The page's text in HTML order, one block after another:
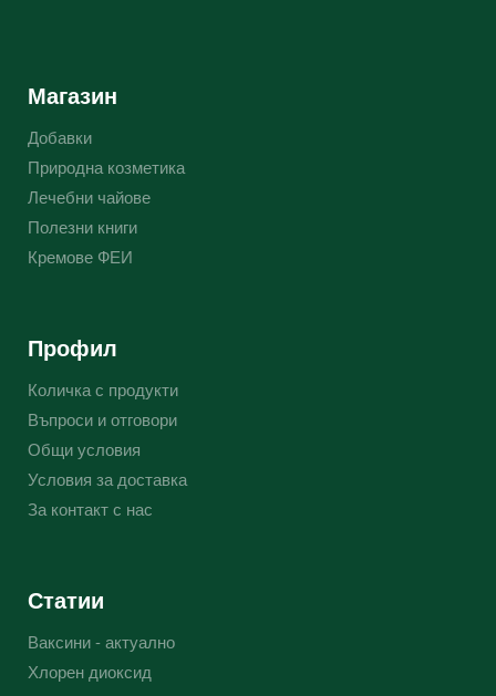
Магазин
Добавки
Природна козметика
Лечебни чайове
Полезни книги
Кремове ФЕИ
Профил
Количка с продукти
Въпроси и отговори
Общи условия
Условия за доставка
За контакт с нас
Статии
Ваксини - актуално
Хлорен диоксид